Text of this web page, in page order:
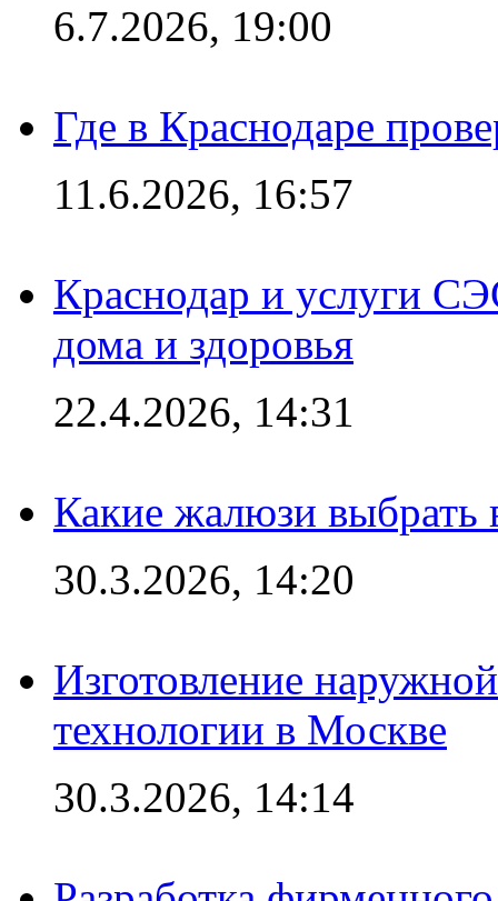
6.7.2026, 19:00
Где в Краснодаре
11.6.2026, 16:57
Краснодар и услуги
дома и здоровья
22.4.2026, 14:31
Какие жалюзи выбрать
30.3.2026, 14:20
Изготовление
технологии в Москве
30.3.2026, 14:14